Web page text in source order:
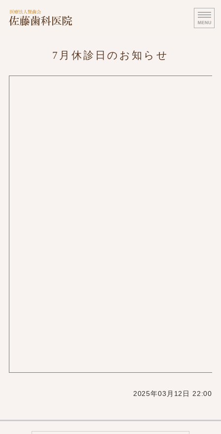
7月休診日のお知らせ
2025年03月12日 22:00